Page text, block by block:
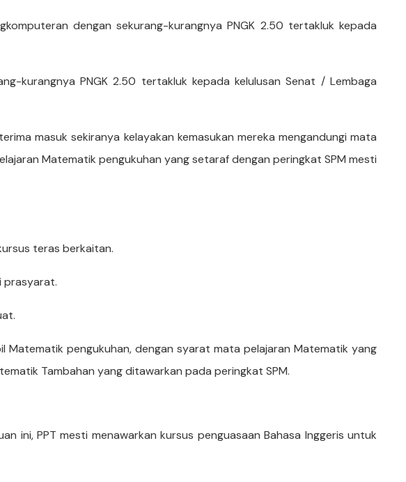
dengan sekurang-kurangnya PNGK 2.50 tertakluk kepada
kurangnya PNGK 2.50 tertakluk kepada kelulusan Senat / Lembaga
masuk sekiranya kelayakan kemasukan mereka mengandungi mata
Matematik pengukuhan yang setaraf dengan peringkat SPM mesti
teras berkaitan.
prasyarat.
pengukuhan, dengan syarat mata pelajaran Matematik yang
Tambahan yang ditawarkan pada peringkat SPM.
ini, PPT mesti menawarkan kursus penguasaan Bahasa Inggeris untuk